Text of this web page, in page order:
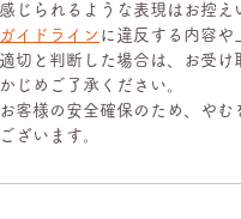
じられるような表現はお控え
イドライン に違反する内容や
切と判断した場合は、お受
じめご了承ください。
お客様の安全確保のため、や
ざいます。